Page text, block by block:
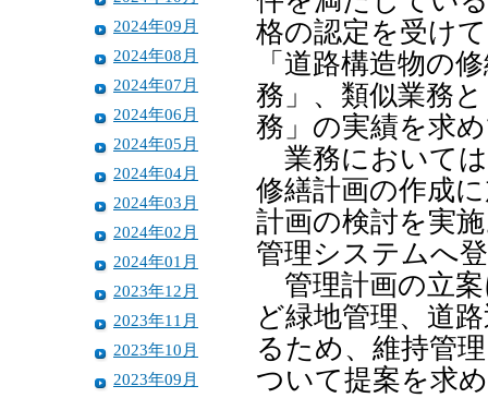
2024年09月
2024年08月
2024年07月
2024年06月
2024年05月
2024年04月
2024年03月
2024年02月
2024年01月
2023年12月
2023年11月
2023年10月
2023年09月
格の認定を受け
「道路構造物の
務」、類似業務
務」の実績を求
業務においては
修繕計画の作成
計画の検討を実
管理システムへ
管理計画の立案
ど緑地管理、道
るため、維持管
ついて提案を求